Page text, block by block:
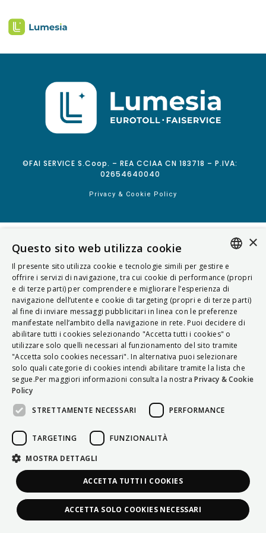
©FAI SERVICE S.Coop. – REA CCIAA CN 183718 – P.IVA:
02654640040
Privacy & Cookie Policy
ITALIAN
ENGLISH
FRENCH
HUNGARIAN
DEUTSCH
POLSKI
PORTUGUÊS
×
Questo sito web utilizza cookie
Il presente sito utilizza cookie e tecnologie simili per gestire e
offrire i servizi di navigazione, tra cui cookie di performance (propri
e di terze parti) per comprendere e migliorare l’esperienza di
navigazione dell’utente e cookie di targeting (propri e di terze parti)
al fine di inviare messaggi pubblicitari in linea con le preferenze
manifestate nell’ambito della navigazione in rete. Puoi decidere di
abilitare tutti i cookies selezionando "Accetta tutti i cookies" o
utilizzare solo quelli necessari al funzionamento del sito tramite
"Accetta solo cookies necessari". In alternativa puoi selezionare
solo quali categorie di cookies intendi abilitare tramite la lista che
segue.Per maggiori informazioni consulta la nostra Privacy & Cookie
Policy
STRETTAMENTE NECESSARI
PERFORMANCE
TARGETING FUNZIONALITÀ
MOSTRA DETTAGLI
ACCETTA TUTTI I COOKIES
ACCETTA SOLO COOKIES NECESSARI